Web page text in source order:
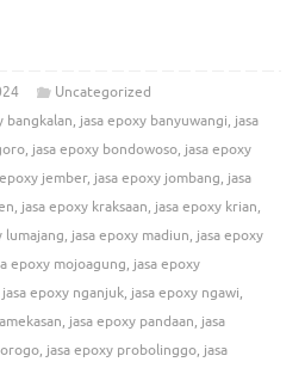
Uncategorized
bangkalan, jasa epoxy banyuwangi, jasa
, jasa epoxy bondowoso, jasa epoxy
jember, jasa epoxy jombang, jasa
, jasa epoxy kraksaan, jasa epoxy krian,
lumajang, jasa epoxy madiun, jasa epoxy
epoxy mojoagung, jasa epoxy
jasa epoxy nganjuk, jasa epoxy ngawi,
, jasa epoxy pandaan, jasa
, jasa epoxy probolinggo, jasa